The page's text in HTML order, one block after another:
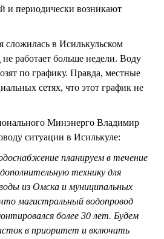
и периодически возникают
сложилась в Исилькульском
работает больше недели. Воду
по графику. Правда, местные
сетях, что этот график не
Минэнерго Владимир
ситуации в Исилькуле:
планируем в течение
технику для
из Омска и муниципальных
магистральный водопровод
более 30 лет. Будем
в приоритет и включать